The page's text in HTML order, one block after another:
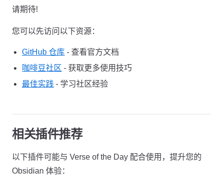
请期待!
您可以先访问以下资源：
GitHub 仓库 - 查看官方文档
咖啡豆社区 - 获取更多使用技巧
最佳实践 - 学习社区经验
相关插件推荐
以下插件可能与 Verse of the Day 配合使用，提升您的
Obsidian 体验：